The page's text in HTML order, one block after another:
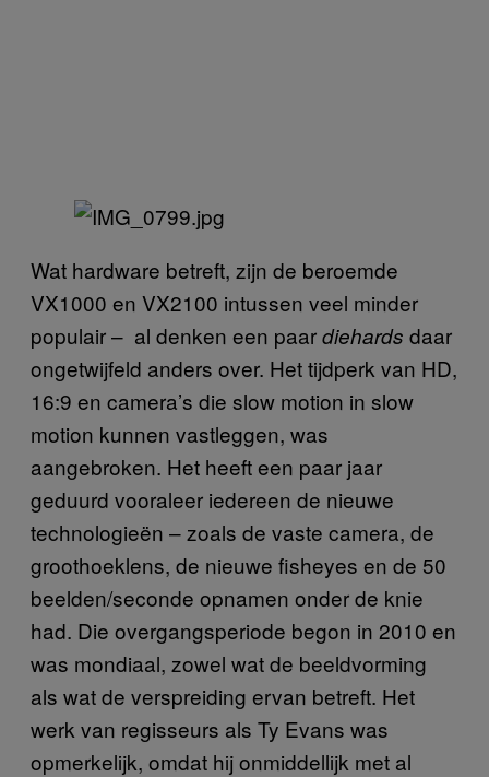
Wat hardware betreft, zijn de beroemde
VX1000 en VX2100 intussen veel minder
populair – al denken een paardiehards daar
ongetwijfeld anders over. Het tijdperk van HD,
16:9 en camera’s die slow motion in slow
motion kunnen vastleggen, was
aangebroken. Het heeft een paar jaar
geduurd vooraleer iedereen de nieuwe
technologieën – zoals de vaste camera, de
groothoeklens, de nieuwe fisheyes en de 50
beelden/seconde opnamen onder de knie
had. Die overgangsperiode begon in 2010 en
was mondiaal, zowel wat de beeldvorming
als wat de verspreiding ervan betreft. Het
werk van regisseurs als Ty Evans was
opmerkelijk, omdat hij onmiddellijk met al